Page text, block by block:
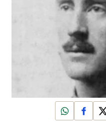
WhatsApp X